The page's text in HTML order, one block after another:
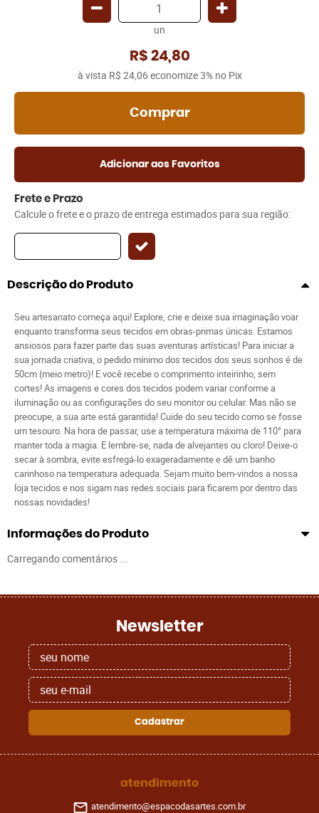
un
R$ 24,80
à vista R$ 24,06 economize3% no Pix
Comprar
Adicionar aos Favoritos
Frete e Prazo
Calcule o frete e o prazo de entrega estimados para sua região:
Descrição do Produto
Seu artesanato começa aqui! Explore, crie e deixe sua imaginação voar
enquanto transforma seus tecidos em obras-primas únicas. Estamos
ansiosos para fazer parte das suas aventuras artísticas! Para iniciar a
sua jornada criativa, o pedido mínimo dos tecidos dos seus sonhos é de
50cm (meio metro)! E você recebe o comprimento inteirinho, sem
cortes! As imagens e cores dos tecidos podem variar conforme a
iluminação ou as configurações do seu monitor ou celular. Mas não se
preocupe, a sua arte está garantida! Cuide do seu tecido como se fosse
um tesouro. Na hora de passar, use a temperatura máxima de 110° para
manter toda a magia. E lembre-se, nada de alvejantes ou cloro! Deixe-o
secar à sombra, evite esfregá-lo exageradamente e dê um banho
carinhoso na temperatura adequada. Sejam muito bem-vindos a nossa
loja tecidos e nos sigam nas redes sociais para ficarem por dentro das
nossas novidades!
Informações do Produto
Carregando comentários ...
Newsletter
Cadastrar
atendimento
atendimento@espacodasartes.com.br